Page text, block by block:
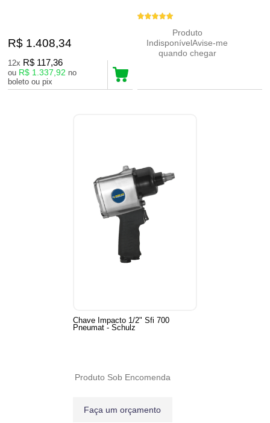
R$ 1.408,34
12x R$ 117,36
ou R$ 1.337,92 no
boleto ou pix
Produto
IndisponívelAvise-me
quando chegar
Chave Impacto 1/2" Sfi 700
Pneumat - Schulz
Produto Sob Encomenda
Faça um orçamento